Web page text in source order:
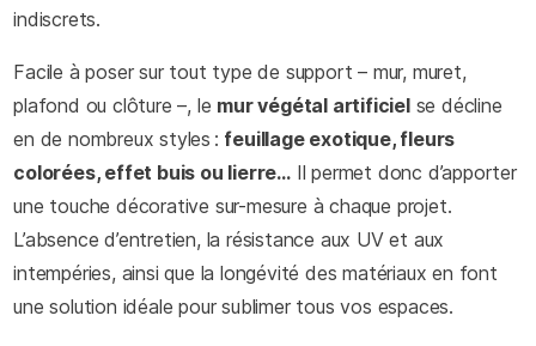
indiscrets.
Facile à poser sur tout type de support – mur, muret,
plafond ou clôture –, le mur végétal artificielse décline
en de nombreux styles : feuillage exotique, fleurs
colorées, effet buis ou lierre… Il permet donc d’apporter
une touche décorative sur-mesure à chaque projet.
L’absence d’entretien, la résistance aux UV et aux
intempéries, ainsi que la longévité des matériaux en font
une solution idéale pour sublimer tous vos espaces.